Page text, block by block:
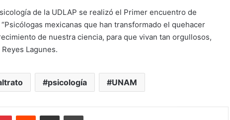
de la UDLAP se realizó el Primer encuentro de
mexicanas que han transformado el quehacer
de nuestra ciencia, para que vivan tan orgullosos,
Reyes Lagunes.
psicología UNAM
PinterestReddit Share via Email Print